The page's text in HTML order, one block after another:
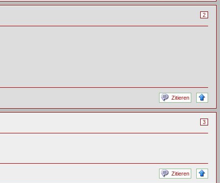
2
Zitieren
3
Zitieren